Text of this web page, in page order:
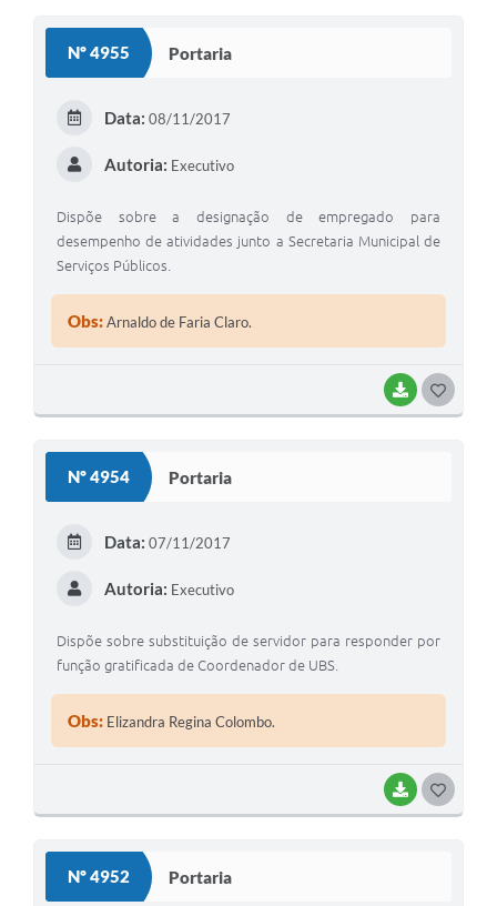
Nº 4955 Portaria
BAIXAR
Data: 08/11/2017
Autoria: Executivo
Dispõe sobre a designação de empregado para
desempenho de atividades junto a Secretaria Municipal de
Serviços Públicos.
Obs:Arnaldo de Faria Claro.
Nº 4954 Portaria
BAIXAR
Data: 07/11/2017
Autoria: Executivo
Dispõe sobre substituição de servidor para responder por
função gratificada de Coordenador de UBS.
Obs: Elizandra Regina Colombo.
Nº 4952 Portaria